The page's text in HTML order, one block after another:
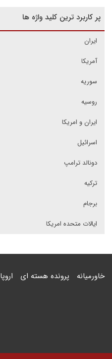
پر کاربرد ترین کلید واژه ها
ایران
آمریکا
سوریه
روسیه
ایران و امریکا
اسرائیل
دونالد ترامپ
ترکیه
برجام
ایالات متحده امریکا
خاورمیانه پرونده هسته ای اروپا